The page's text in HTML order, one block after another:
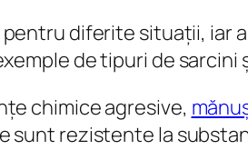
pentru diferite situații,
de tipuri de sarcini
chimice agresive,
sunt rezistente la